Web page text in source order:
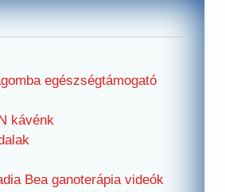
egészségtámogató
kávénk
Bea ganoterápia videók